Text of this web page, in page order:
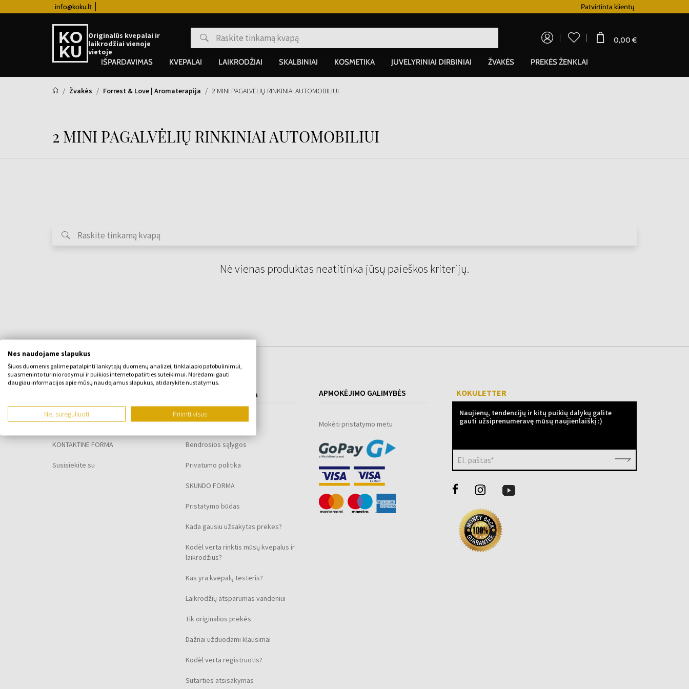
info@koku.lt Patvirtinta klientų
Originalūs kvepalai ir
laikrodžiai vienoje
vietoje
0,00 €
IŠPARDAVIMAS KVEPALAI LAIKRODŽIAI SKALBINIAI KOSMETIKA JUVELYRINIAI DIRBINIAI ŽVAKĖS PREKĖS ŽENKLAI
Žvakės Forrest & Love | Aromaterapija 2 MINI PAGALVĖLIŲ RINKINIAI AUTOMOBILIUI
2 MINI PAGALVĖLIŲ RINKINIAI AUTOMOBILIUI
Nė vienas produktas neatitinka jūsų paieškos kriterijų.
Apie mus
KONTAKTINĖ FORMA
Susisiekite su
VISKAS APIE PIRKIMĄ
Lojalumo programa
Bendrosios sąlygos
Privatumo politika
SKUNDO FORMA
Pristatymo būdas
Kada gausiu užsakytas prekes?
Kodėl verta rinktis mūsų kvepalus ir
laikrodžius?
Kas yra kvepalų testeris?
Laikrodžių atsparumas vandeniui
Tik originalios prekės
Dažnai užduodami klausimai
Kodėl verta registruotis?
Sutarties atsisakymas
APMOKĖJIMO GALIMYBĖS
Mokėti pristatymo metu
KOKULETTER
Naujienų, tendencijų ir kitų puikių dalykų galite
gauti užsiprenumeravę mūsų naujienlaiškį :)
El. paštas*
Mes naudojame slapukus
Šiuos duomenis galime patalpinti lankytojų duomenų analizei, tinklalapio patobulinimui,
suasmeninto turinio rodymui ir puikios interneto patirties suteikimui. Norėdami gauti
daugiau informacijos apie mūsų naudojamus slapukus, atidarykite nustatymus.
Ne, sureguliuoti Priimti visus